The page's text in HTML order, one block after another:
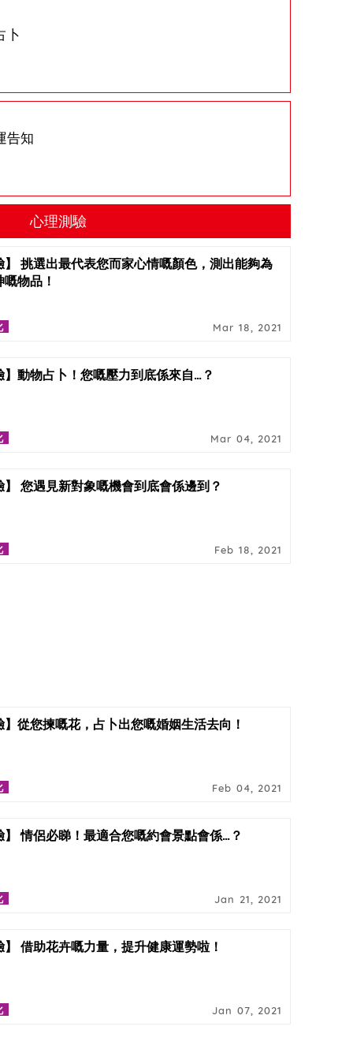
卜
告知
心理測驗
】 挑選出最代表您而家心情嘅顏色，測出能夠為
物品！
Mar 18, 2021
】動物占卜！您嘅壓力到底係來自…？
Mar 04, 2021
】 您遇見新對象嘅機會到底會係邊到？
Feb 18, 2021
從您揀嘅花，占卜出您嘅婚姻生活去向！
Feb 04, 2021
】 情侶必睇！最適合您嘅約會景點會係…？
Jan 21, 2021
借助花卉嘅力量，提升健康運勢啦！
Jan 07, 2021